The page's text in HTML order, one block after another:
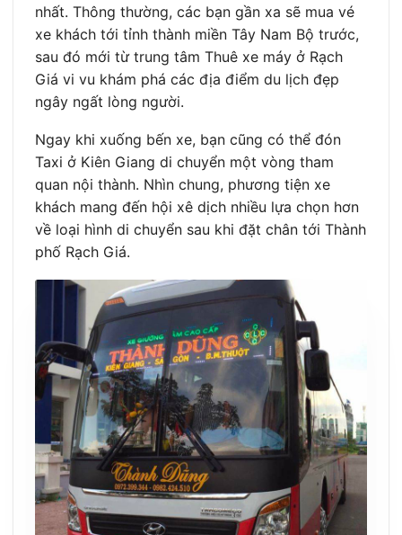
nhất. Thông thường, các bạn gần xa sẽ mua vé
xe khách tới tỉnh thành miền Tây Nam Bộ trước,
sau đó mới từ trung tâm Thuê xe máy ở Rạch
Giá vi vu khám phá các địa điểm du lịch đẹp
ngây ngất lòng người.
Ngay khi xuống bến xe, bạn cũng có thể đón
Taxi ở Kiên Giang di chuyển một vòng tham
quan nội thành. Nhìn chung, phương tiện xe
khách mang đến hội xê dịch nhiều lựa chọn hơn
về loại hình di chuyển sau khi đặt chân tới Thành
phố Rạch Giá.